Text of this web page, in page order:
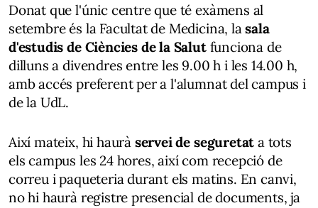
Donat que l'únic centre que té exàmens al
setembre és la Facultat de Medicina, lasala
d'estudis de Ciències de la Salutfunciona de
dilluns a divendres entre les 9.00 h i les 14.00 h,
amb accés preferent per a l'alumnat del campus i
de la UdL.
Així mateix, hi haurà servei de seguretata tots
els campus les 24 hores, així com recepció de
correu i paqueteria durant els matins. En canvi,
no hi haurà registre presencial de documents, ja